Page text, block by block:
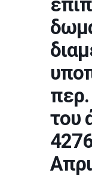
περ.
του